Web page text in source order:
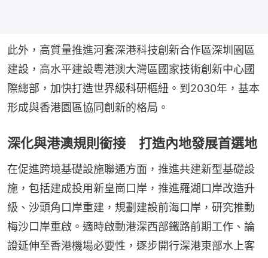
此外，高質量推進河套深港科技創新合作區深圳園區
建設，高水平建設粵港澳大灣區國家技術創新中心國
際總部，加快打造世界級科研樞紐。到2030年，基本
形成與香港園區協同創新的格局。
深化與港澳規則銜接 打造內地發展首選地
在促進跨境基礎設施聯通方面，推進共建新型基礎設
施，包括建成投用新皇崗口岸，推進羅湖口岸改造升
級、沙頭角口岸重建，規劃建設前海口岸，研究推動
梅沙口岸重啟。適時啟動港深西部鐵路前期工作、論
證延伸至香港機場必要性，逐步開行深港東部水上客